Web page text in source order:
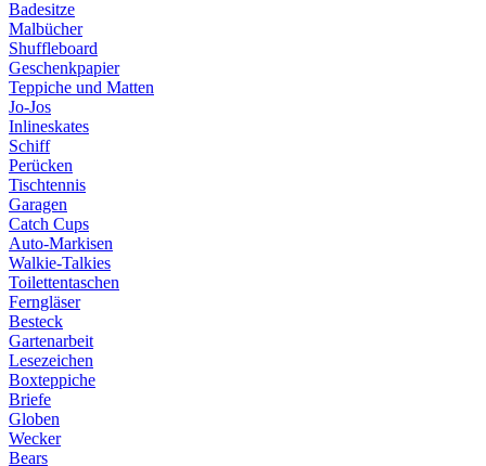
Badesitze
Malbücher
Shuffleboard
Geschenkpapier
Teppiche und Matten
Jo-Jos
Inlineskates
Schiff
Perücken
Tischtennis
Garagen
Catch Cups
Auto-Markisen
Walkie-Talkies
Toilettentaschen
Ferngläser
Besteck
Gartenarbeit
Lesezeichen
Boxteppiche
Briefe
Globen
Wecker
Bears